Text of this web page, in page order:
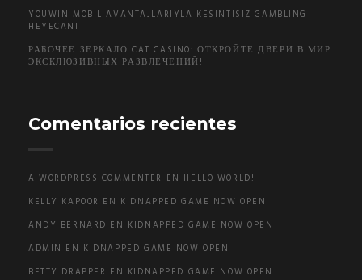
YOUWIN MOBIL AVANTAJLARIYLA KESINTISIZ GAMBLING
HEYECANI
РАБОЧЕЕ ЗЕРКАЛО CAT CASINO: ОТКРОЙТЕ ДВЕРИ В МИР
ЭКСКЛЮЗИВНЫХ РАЗВЛЕЧЕНИЙ!
Comentarios recientes
A WORDPRESS COMMENTER EN HELLO WORLD!
KELLY KAPOOR EN KIDNAPPED GAME NOW OPEN
ANDY BERNARD EN KIDNAPPED GAME NOW OPEN
ADMIN EN KIDNAPPED GAME NOW OPEN
BETTY DRAPPER EN KIDNAPPED GAME NOW OPEN